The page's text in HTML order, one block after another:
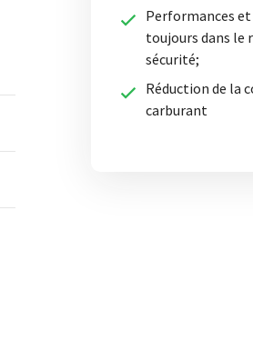
Performances
toujours dans le
sécurité;
Réduction de la
carburant